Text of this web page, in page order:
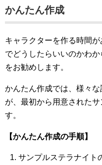
かんたん作成
キャラクターを作る時間
でどうしたらいいのかわか
をお勧めします。
かんたん作成では、様々
が、最初から用意された
す。
【かんたん作成の手順】
サンプルステラナイト